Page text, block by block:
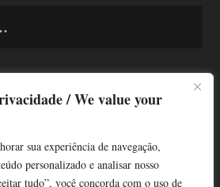
/ We value your
sua experiência de navegação,
personalizado e analisar nosso
tudo”, você concorda com o uso de